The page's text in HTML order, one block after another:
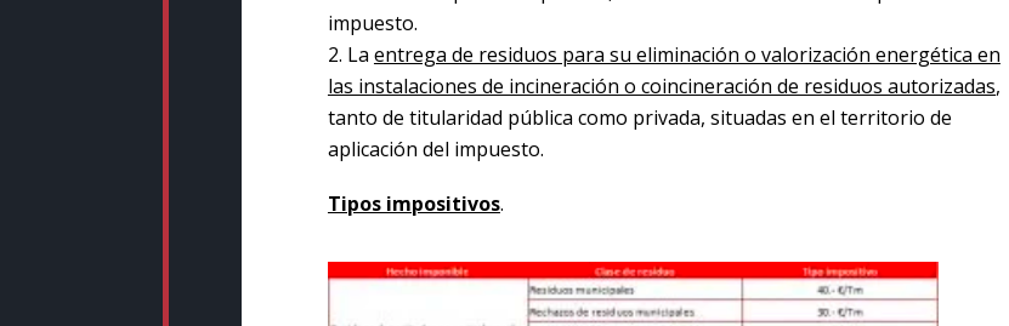
impuesto.
La entrega de residuos para su eliminación o valorización energética en
las instalaciones de incineración o coincineración de residuos autorizadas,
tanto de titularidad pública como privada, situadas en el territorio de
aplicación del impuesto.
Tipos impositivos.
Twitterhttps://twitter.com/albertoasso?lang=es